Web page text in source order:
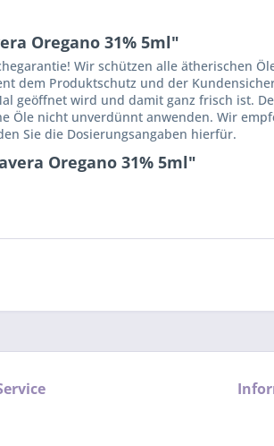
Oregano 31% 5ml"
Wir schützen alle ätherischen
dem Produktschutz und der
geöffnet wird und damit ganz frisch ist.
Öle nicht unverdünnt anwenden. Wir
Sie die Dosierungsangaben hierfür.
Oregano 31% 5ml"